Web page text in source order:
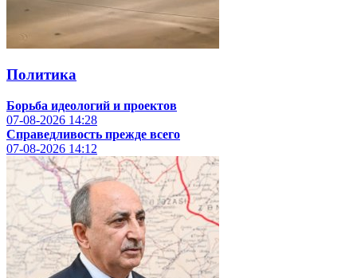
Политика
Борьба идеологий и проектов
07-08-2026 14:28
Справедливость прежде всего
07-08-2026 14:12